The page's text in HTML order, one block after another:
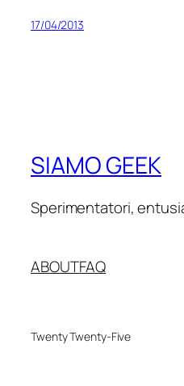
17/04/2013
SIAMO GEEK
Sperimentatori,
ABOUTFAQ
Twenty Twenty-Five